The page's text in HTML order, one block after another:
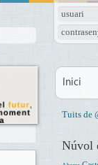
usuari
Inici
Tuits de
Núvol